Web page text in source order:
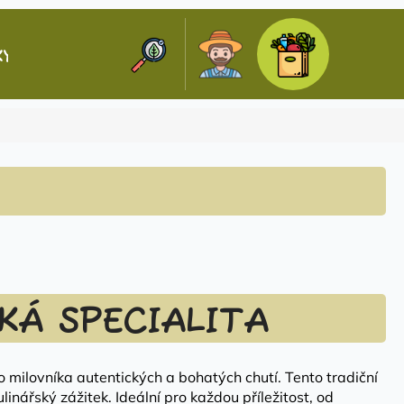
Hledat
Přihlášení
Nákupní
SPECIALITA
milovníka autentických a bohatých chutí. Tento tradiční
zážitek. Ideální pro každou příležitost, od